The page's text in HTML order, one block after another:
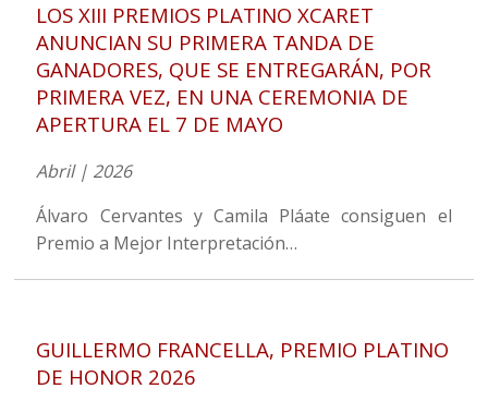
LOS XIII PREMIOS PLATINO XCARET
ANUNCIAN SU PRIMERA TANDA DE
GANADORES, QUE SE ENTREGARÁN, POR
PRIMERA VEZ, EN UNA CEREMONIA DE
APERTURA EL 7 DE MAYO
Abril | 2026
Álvaro Cervantes y Camila Pláate consiguen el
Premio a Mejor Interpretación…
GUILLERMO FRANCELLA, PREMIO PLATINO
DE HONOR 2026